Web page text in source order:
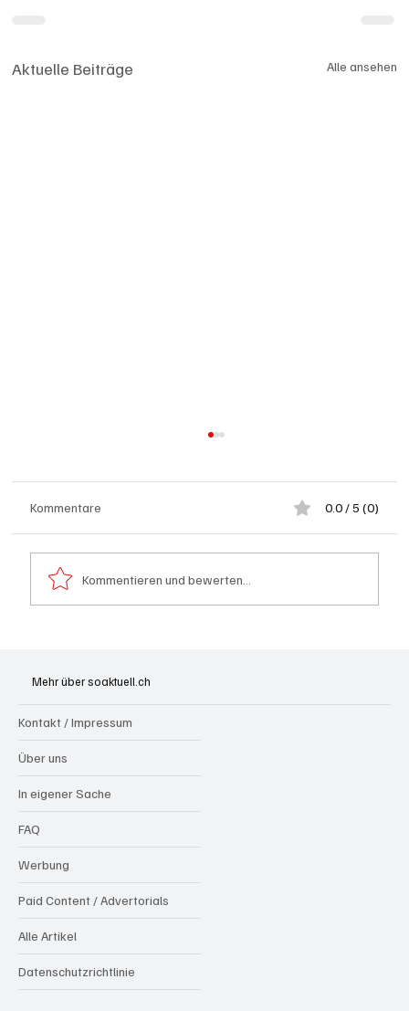
Aktuelle Beiträge Alle ansehen
Kommentare 0.0 / 5 (0)
Kommentieren und bewerten...
Mehr über soaktuell.ch
Kontakt / Impressum
Über uns
In eigener Sache
FAQ
Werbung
Paid Content / Advertorials
Alle Artikel
Datenschutzrichtlinie